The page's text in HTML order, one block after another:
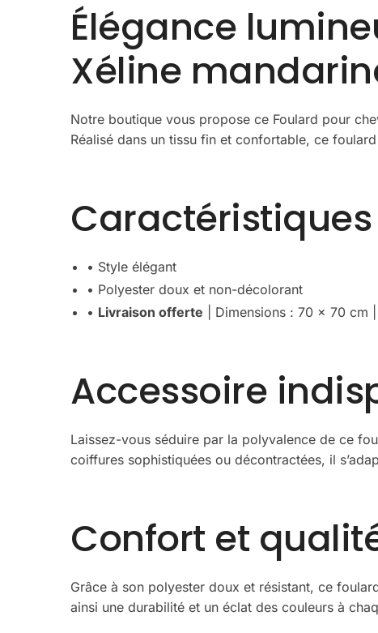
Élégance
Xéline
Notre boutique vous propose ce Foulard pour
Réalisé dans un tissu fin et confortable, ce
• Style élégant
• Polyester doux et non-décolorant
• Livraison offerte | Dimensions : 70 x 70 cm
Accessoire
Laissez-vous séduire par la polyvalence de ce
coiffures sophistiquées ou décontractées, il
Confort et
Grâce à son polyester doux et résistant, ce
ainsi une durabilité et un éclat des couleurs à